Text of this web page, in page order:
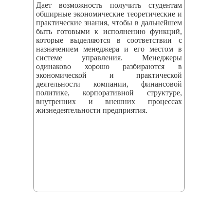
Дает возможность получить студентам
обширные экономические теоретические и
практические знания, чтобы в дальнейшем
быть готовыми к исполнению функций,
которые выделяются в соответствии с
назначением менеджера и его местом в
системе управления. Менеджеры
одинаково хорошо разбираются в
экономической и практической
деятельности компании, финансовой
политике, корпоративной структуре,
внутренних и внешних процессах
жизнедеятельности предприятия.